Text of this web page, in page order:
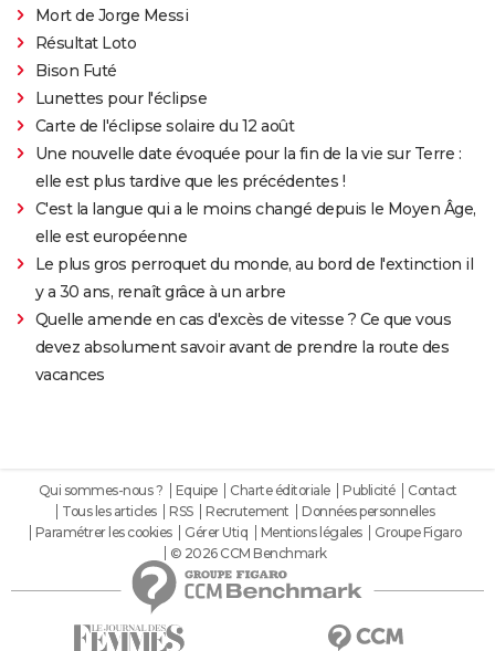
Mort de Jorge Messi
Résultat Loto
Bison Futé
Lunettes pour l'éclipse
Carte de l'éclipse solaire du 12 août
Une nouvelle date évoquée pour la fin de la vie sur Terre :
elle est plus tardive que les précédentes !
C'est la langue qui a le moins changé depuis le Moyen Âge,
elle est européenne
Le plus gros perroquet du monde, au bord de l'extinction il
y a 30 ans, renaît grâce à un arbre
Quelle amende en cas d'excès de vitesse ? Ce que vous
devez absolument savoir avant de prendre la route des
vacances
Qui sommes-nous ? Equipe Charte éditoriale Publicité
Contact
Tous les articles
RSS Recrutement
Données personnelles
Paramétrer les cookies
Gérer Utiq Mentions légales
Groupe Figaro
© 2026 CCM Benchmark